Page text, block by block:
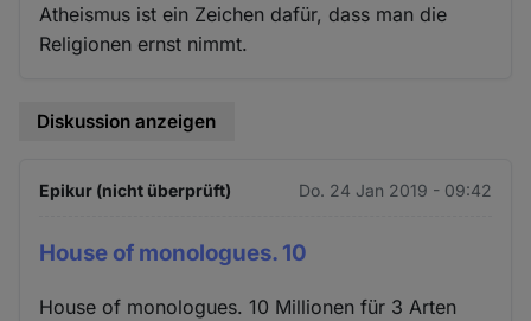
Atheismus ist ein Zeichen dafür, dass man die
Religionen ernst nimmt.
Diskussion anzeigen
Epikur (nicht überprüft) Do. 24 Jan 2019 - 09:42
House of monologues. 10
House of monologues. 10 Millionen für 3 Arten